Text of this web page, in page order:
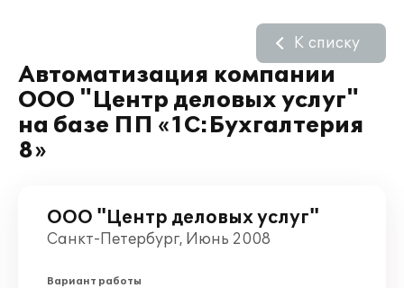
Автоматизация компании
ООО "Центр деловых услуг"
на базе ПП «1С:Бухгалтерия
8»
К списку
ООО "Центр деловых услуг"
Санкт-Петербург, Июнь 2008
Вариант работы